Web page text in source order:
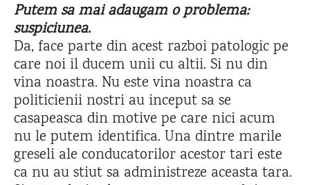
Putem sa mai adaugam o problema:
suspiciunea.
Da, face parte din acest razboi patologic pe
care noi il ducem unii cu altii. Si nu din
vina noastra. Nu este vina noastra ca
politicienii nostri au inceput sa se
casapeasca din motive pe care nici acum
nu le putem identifica. Una dintre marile
greseli ale conducatorilor acestor tari este
ca nu au stiut sa administreze aceasta tara.